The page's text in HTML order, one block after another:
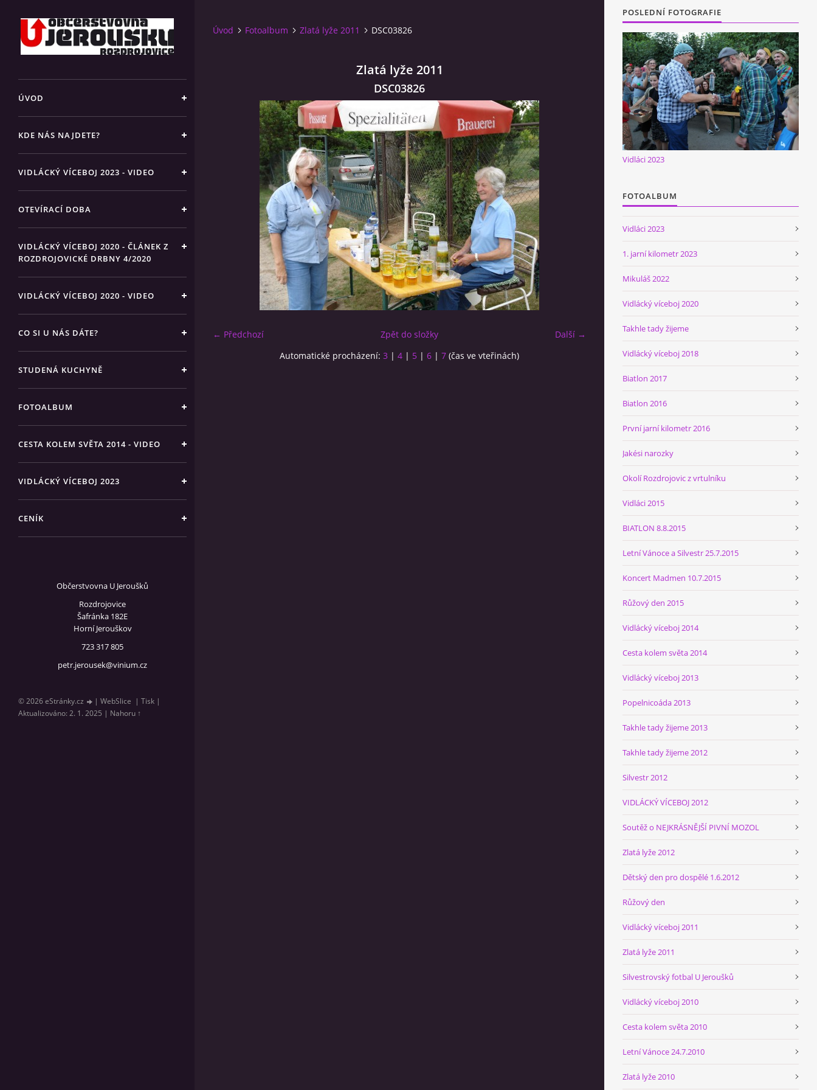
ÚVOD
KDE NÁS NAJDETE?
VIDLÁCKÝ VÍCEBOJ 2023 - VIDEO
OTEVÍRACÍ DOBA
VIDLÁCKÝ VÍCEBOJ 2020 - ČLÁNEK Z
ROZDROJOVICKÉ DRBNY 4/2020
VIDLÁCKÝ VÍCEBOJ 2020 - VIDEO
CO SI U NÁS DÁTE?
STUDENÁ KUCHYNĚ
FOTOALBUM
CESTA KOLEM SVĚTA 2014 - VIDEO
VIDLÁCKÝ VÍCEBOJ 2023
CENÍK
Občerstvovna U Jeroušků
Rozdrojovice
Šafránka 182E
Horní Jerouškov
723 317 805
petr.jerousek@vinium.cz
© 2026 eStránky.cz | WebSlice | Tisk |
Aktualizováno: 2. 1. 2025 | Nahoru ↑
Úvod Fotoalbum Zlatá lyže 2011 DSC03826
Zlatá lyže 2011
DSC03826
← Předchozí Další →
Zpět do složky
Automatické procházení: 3 | 4 | 5 | 6 | 7 (čas ve vteřinách)
POSLEDNÍ FOTOGRAFIE
Vidláci 2023
FOTOALBUM
Vidláci 2023
1. jarní kilometr 2023
Mikuláš 2022
Vidlácký víceboj 2020
Takhle tady žijeme
Vidlácký víceboj 2018
Biatlon 2017
Biatlon 2016
První jarní kilometr 2016
Jakési narozky
Okolí Rozdrojovic z vrtulníku
Vidláci 2015
BIATLON 8.8.2015
Letní Vánoce a Silvestr 25.7.2015
Koncert Madmen 10.7.2015
Růžový den 2015
Vidlácký víceboj 2014
Cesta kolem světa 2014
Vidlácký víceboj 2013
Popelnicoáda 2013
Takhle tady žijeme 2013
Takhle tady žijeme 2012
Silvestr 2012
VIDLÁCKÝ VÍCEBOJ 2012
Soutěž o NEJKRÁSNĚJŠÍ PIVNÍ MOZOL
Zlatá lyže 2012
Dětský den pro dospělé 1.6.2012
Růžový den
Vidlácký víceboj 2011
Zlatá lyže 2011
Silvestrovský fotbal U Jeroušků
Vidlácký víceboj 2010
Cesta kolem světa 2010
Letní Vánoce 24.7.2010
Zlatá lyže 2010